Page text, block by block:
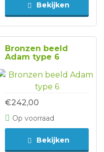
Bekijken
Bronzen beeld
Adam type 6
€242,00
Op voorraad
Bekijken